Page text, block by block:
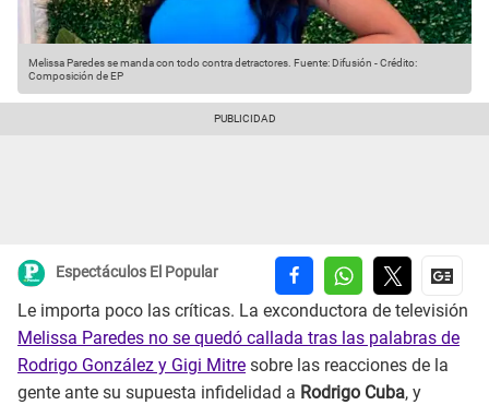
Melissa Paredes se manda con todo contra detractores. Fuente: Difusión -Crédito:
Composición de EP
Espectáculos El Popular
Le importa poco las críticas. La exconductora de televisión
Melissa Paredes no se quedó callada tras las palabras de
Rodrigo González y Gigi Mitre sobre las reacciones de la
gente ante su supuesta infidelidad a Rodrigo Cuba, y